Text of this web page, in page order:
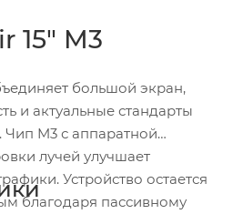
15" M3
большой экран,
и актуальные стандарты
M3 с аппаратной
лучей улучшает
Устройство остается
благодаря пассивному